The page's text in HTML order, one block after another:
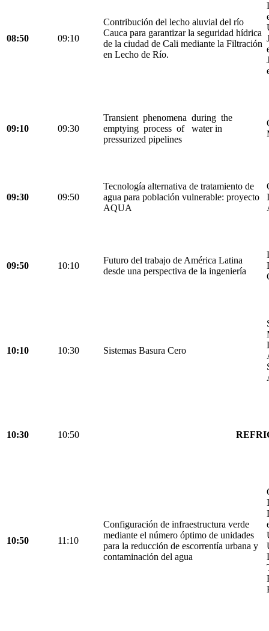
08:50 09:10
Contribución del lecho aluvial del río
Cauca para garantizar la seguridad hídrica
de la ciudad de Cali mediante la Filtración
en Lecho de Río.
09:10 09:30
Transient phenomena during the
emptying process of water in
pressurized pipelines
09:30 09:50
Tecnología alternativa de tratamiento de
agua para población vulnerable: proyecto
AQUA
09:50 10:10
Futuro del trabajo de América Latina
desde una perspectiva de la ingeniería
10:10 10:30 Sistemas Basura Cero
10:30 10:50
10:50 11:10
Configuración de infraestructura verde
mediante el número óptimo de unidades
para la reducción de escorrentía urbana y
contaminación del agua